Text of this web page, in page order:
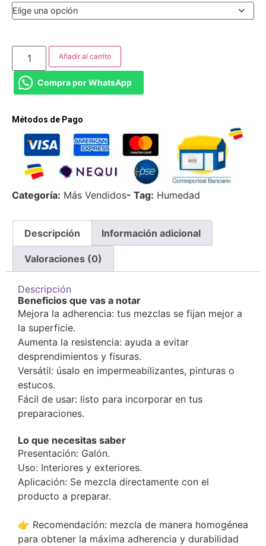
Añadir al carrito
Compra por WhatsApp
Métodos de Pago
Categoría: Más Vendidos- Tag: Humedad
Descripción Información adicional
Valoraciones (0)
Descripción
Beneficios que vas a notar
Mejora la adherencia: tus mezclas se fijan mejor a
la superficie.
Aumenta la resistencia: ayuda a evitar
desprendimientos y fisuras.
Versátil: úsalo en impermeabilizantes, pinturas o
estucos.
Fácil de usar: listo para incorporar en tus
preparaciones.
Lo que necesitas saber
Presentación: Galón.
Uso: Interiores y exteriores.
Aplicación: Se mezcla directamente con el
producto a preparar.
👉 Recomendación: mezcla de manera homogénea
para obtener la máxima adherencia y durabilidad